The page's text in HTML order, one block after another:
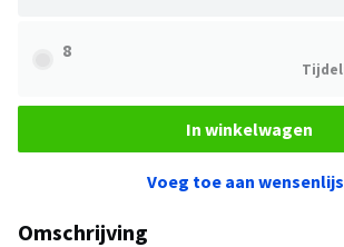
8
In winkelwagen
Voeg toe aan
Omschrijving